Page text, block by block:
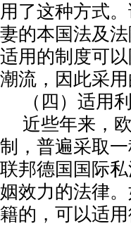
用了这种方式
妻的本国法及
适用的制度可
潮流，因此采用
（四）适用
近些年来，
制，普遍采取
联邦德国国际
姻效力的法律
籍的，可以适